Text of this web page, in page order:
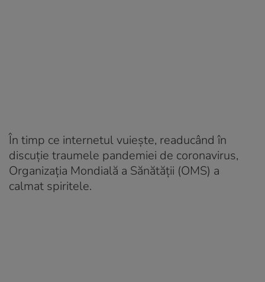
În timp ce internetul vuiește, readucând în
discuție traumele pandemiei de coronavirus,
Organizația Mondială a Sănătății (OMS) a
calmat spiritele.